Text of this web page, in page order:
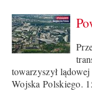
towarzyszył
Wojska Polskiego.